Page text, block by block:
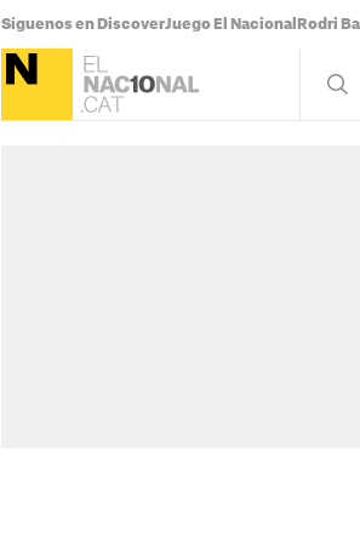
Síguenos en DiscoverJuego El Nacional Rodri